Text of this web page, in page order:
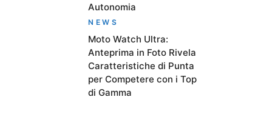
Autonomia
NEWS
Moto Watch Ultra:
Anteprima in Foto Rivela
Caratteristiche di Punta
per Competere con i Top
di Gamma